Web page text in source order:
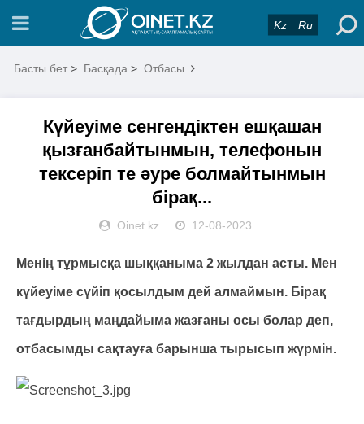
Kz Ru
Басты бет > Басқада > Отбасы
Күйеуіме сенгендіктен ешқашан
қызғанбайтынмын, телефонын
тексеріп те әуре болмайтынмын
бірақ...
Oinet.kz 12-08-2023
Менің тұрмысқа шыққаныма 2 жылдан асты. Мен
күйеуіме сүйіп қосылдым дей алмаймын. Бірақ
тағдырдың маңдайыма жазғаны осы болар деп,
отбасымды сақтауға барынша тырысып жүрмін.